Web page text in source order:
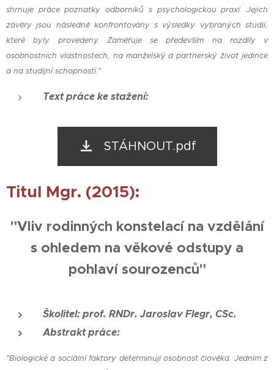
shrnuje práce poznatky odborníků s psychologickou praxí. Jejich
závěry jsou následně konfrontovány s výsledky vybraných studií,
které byly provedeny. Zaměřuje se především na rozdíly v
osobnostních vlastnostech, na manželský a partnerský život jedince
a na studijní schopnosti."
Text práce ke stažení:
STÁHNOUT.pdf
Titul Mgr. (2015):
"Vliv rodinných konstelací na vzdělání
s ohledem na věkové odstupy a
pohlaví sourozenců"
Školitel: prof. RNDr. Jaroslav Flegr, CSc.
Abstrakt práce:
"Biologické a sociální faktory determinují osobnost člověka. Jedním z